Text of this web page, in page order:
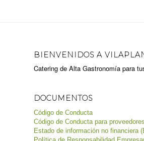
BIENVENIDOS A
Catering de Alta Gastronomía para
DOCUMENTOS
Código de Conducta
Código de Conducta para proveedores
Estado de información no financiera
Política de Responsabilidad